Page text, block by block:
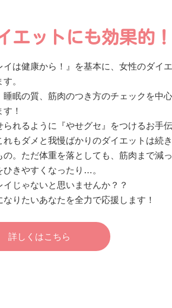
エットにも効果的！
は健康から！』を基本に、女性のダイ
。
眠の質、筋肉のつき方のチェックを中
！
れるように『やせグセ』をつけるお手
もダメと我慢ばかりのダイエットは続
。ただ体重を落としても、筋肉まで減
ひきやすくなったり…。
じゃないと思いませんか？？
りたいあなたを全力で応援します！
詳しくはこちら